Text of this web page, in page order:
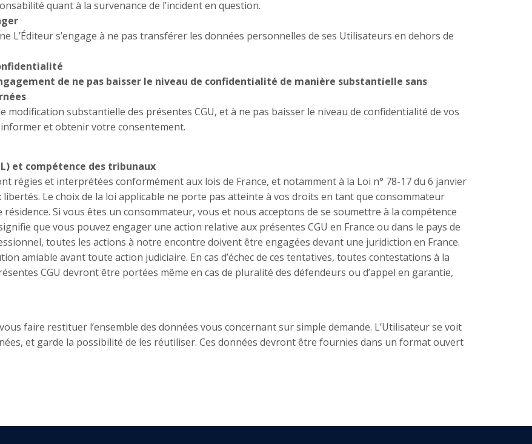
quant à la survenance de l’incident en question.
L’Éditeur s’engage à ne pas transférer les données personnelles de ses Utilisateurs en dehors de
de ne pas baisser le niveau de confidentialité de manière substantielle sans
substantielle des présentes CGU, et à ne pas baisser le niveau de confidentialité de vos
et obtenir votre consentement.
et compétence des tribunaux
régies et interprétées conformément aux lois de France, et notamment à la Loi n° 78-17 du 6 janvier
Le choix de la loi applicable ne porte pas atteinte à vos droits en tant que consommateur
Si vous êtes un consommateur, vous et nous acceptons de se soumettre à la compétence
que vous pouvez engager une action relative aux présentes CGU en France ou dans le pays de
toutes les actions à notre encontre doivent être engagées devant une juridiction en France.
amiable avant toute action judiciaire. En cas d’échec de ces tentatives, toutes contestations à la
CGU devront être portées même en cas de pluralité des défendeurs ou d’appel en garantie,
faire restituer l’ensemble des données vous concernant sur simple demande. L’Utilisateur se voit
et garde la possibilité de les réutiliser. Ces données devront être fournies dans un format ouvert